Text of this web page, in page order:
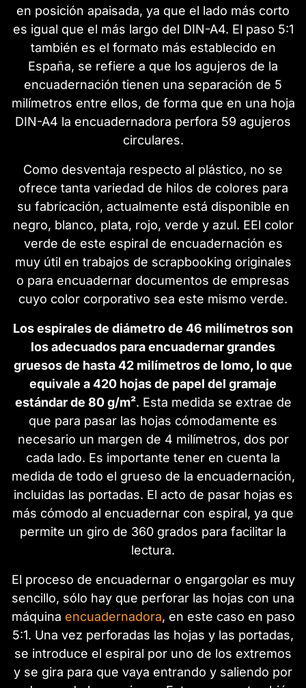
en posición apaisada, ya que el lado más corto
es igual que el más largo del DIN-A4. El paso 5:1
también es el formato más establecido en
España, se refiere a que los agujeros de la
encuadernación tienen una separación de 5
milímetros entre ellos, de forma que en una hoja
DIN-A4 la encuadernadora perfora 59 agujeros
circulares.
Como desventaja respecto al plástico, no se
ofrece tanta variedad de hilos de colores para
su fabricación, actualmente está disponible en
negro, blanco, plata, rojo, verde y azul. EEl color
verde de este espiral de encuadernación es
muy útil en trabajos de scrapbooking originales
o para encuadernar documentos de empresas
cuyo color corporativo sea este mismo verde.
Los espirales de diámetro de 46 milímetros son
los adecuados para encuadernar grandes
gruesos de hasta 42 milímetros de lomo, lo que
equivale a 420 hojas de papel del gramaje
estándar de 80 g/m². Esta medida se extrae de
que para pasar las hojas cómodamente es
necesario un margen de 4 milímetros, dos por
cada lado. Es importante tener en cuenta la
medida de todo el grueso de la encuadernación,
incluidas las portadas. El acto de pasar hojas es
más cómodo al encuadernar con espiral, ya que
permite un giro de 360 grados para facilitar la
lectura.
El proceso de encuadernar o engargolar es muy
sencillo, sólo hay que perforar las hojas con una
máquina encuadernadora, en este caso en paso
5:1. Una vez perforadas las hojas y las portadas,
se introduce el espiral por uno de los extremos
y se gira para que vaya entrando y saliendo por